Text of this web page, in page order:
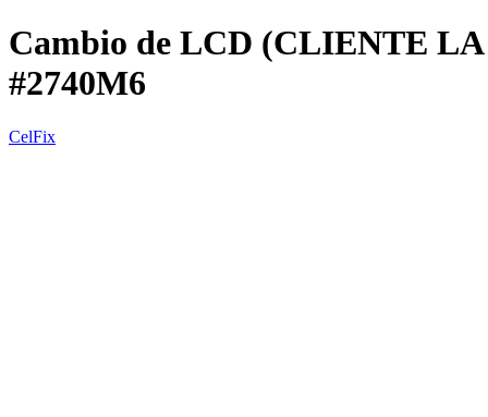
Cambio de LCD (CLIENTE
#2740M6
CelFix